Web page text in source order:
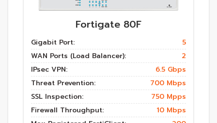
Fortigate 80F
Gigabit Port:
5
WAN Ports (Load Balancer):
2
IPsec VPN:
6.5 Gbps
Threat Prevention:
700 Mbps
SSL Inspection:
750 Mpps
Firewall Throughput:
10 Mbps